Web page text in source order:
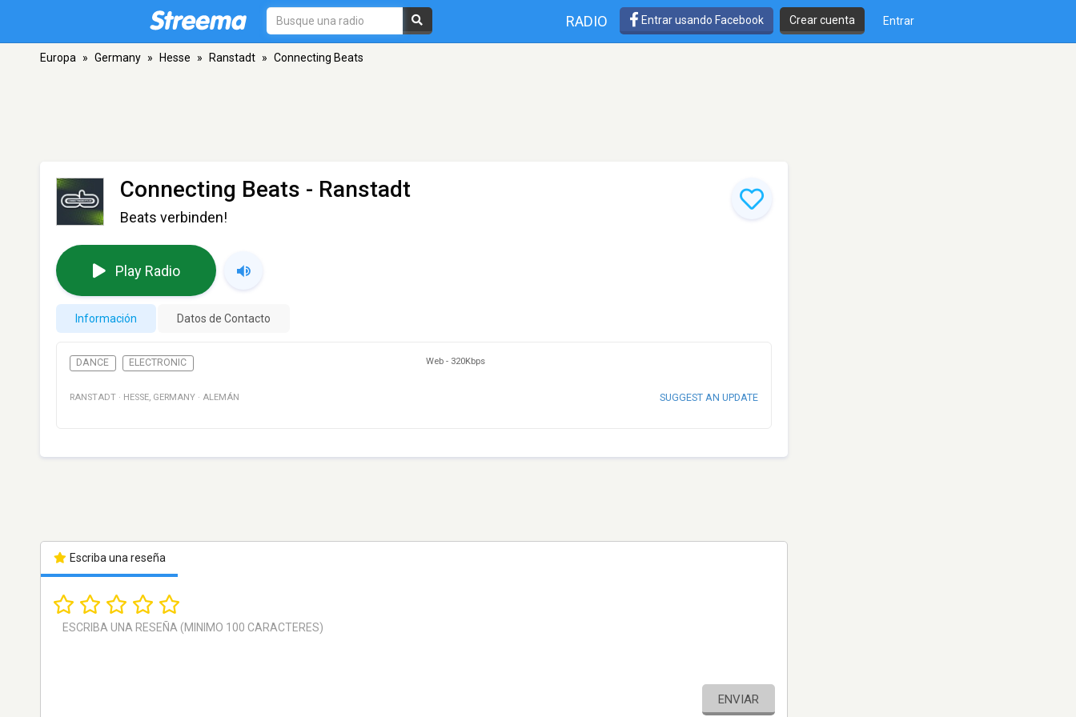
RADIO Entrar usando Facebook Crear cuenta Entrar
Europa » Germany » Hesse » Ranstadt » Connecting Beats
Connecting Beats - Ranstadt
Beats verbinden!
Play Radio
Información Datos de Contacto
DANCE ELECTRONIC Web - 320Kbps
RANSTADT · HESSE, GERMANY · ALEMÁN SUGGEST AN UPDATE
Escriba una reseña
ENVIAR